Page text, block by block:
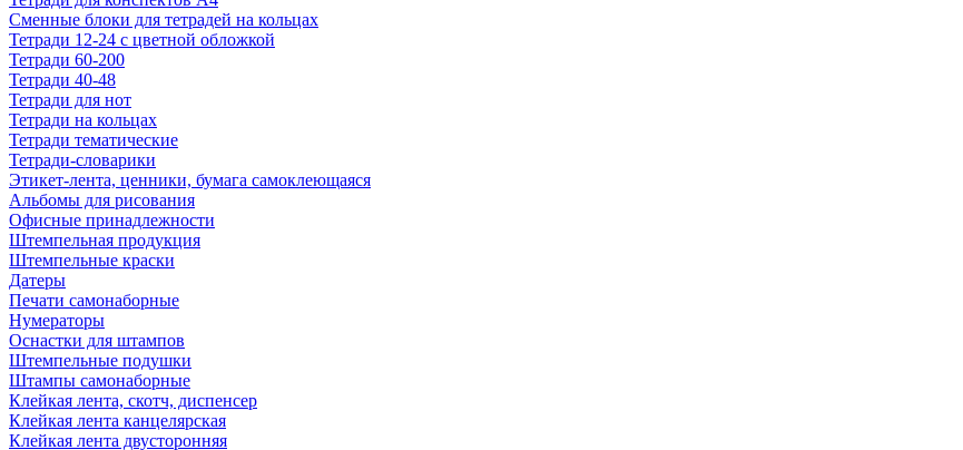
Сменные блоки для тетрадей на кольцах
Тетради 12-24 с цветной обложкой
Тетради 60-200
Тетради 40-48
Тетради для нот
Тетради на кольцах
Тетради тематические
Тетради-словарики
Этикет-лента, ценники, бумага самоклеющаяся
Альбомы для рисования
Офисные принадлежности
Штемпельная продукция
Штемпельные краски
Датеры
Печати самонаборные
Нумераторы
Оснастки для штампов
Штемпельные подушки
Штампы самонаборные
Клейкая лента, скотч, диспенсер
Клейкая лента канцелярская
Клейкая лента двусторонняя